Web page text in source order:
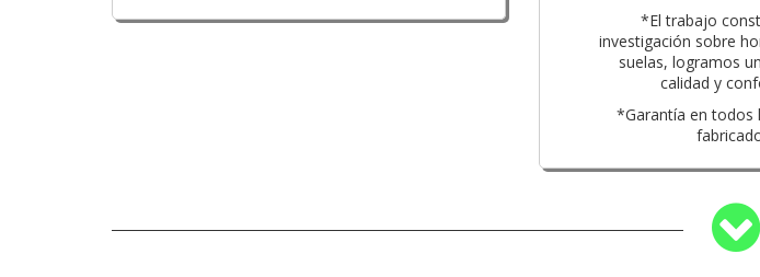
*El trabajo
investigación sobre
suelas, logramos
calidad y
*Garantía en todos